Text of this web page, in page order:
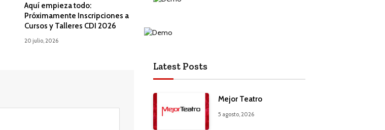
Aquí empieza todo:
Próximamente Inscripciones a
Cursos y Talleres CDI 2026
20 julio, 2026
Latest Posts
Mejor Teatro
5 agosto, 2026